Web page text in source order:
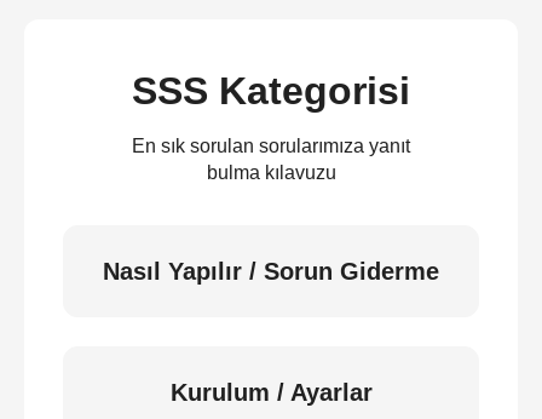
SSS Kategorisi
En sık sorulan sorularımıza yanıt
bulma kılavuzu
Nasıl Yapılır / Sorun Giderme
Kurulum / Ayarlar